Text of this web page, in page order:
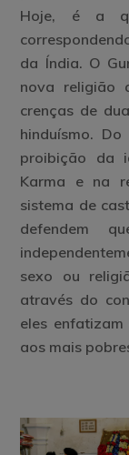
Hoje, é a
da Índia. O
nova religião
crenças de
hinduísmo.
proibição da
Karma e na
sistema de
defendem
sexo ou
através do
eles
aos mais